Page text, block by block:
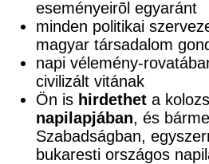
eseményeirõl egyaránt
minden politikai
magyar társadalom
napi vélemény-
civilizált vitának
Ön is hirdethet a
napilapjában, és
Szabadságban,
bukaresti országos